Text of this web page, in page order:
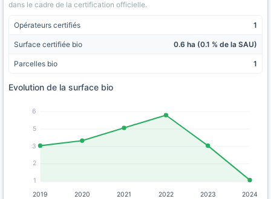
dans le cadre de la certification officielle.
Opérateurs certifiés 1
Surface certifiée bio 0.6 ha (0.1 % de la SAU)
Parcelles bio 1
Evolution de la surface bio
1
2
3
5
6
2019 2020 2021 2022 2023 2024